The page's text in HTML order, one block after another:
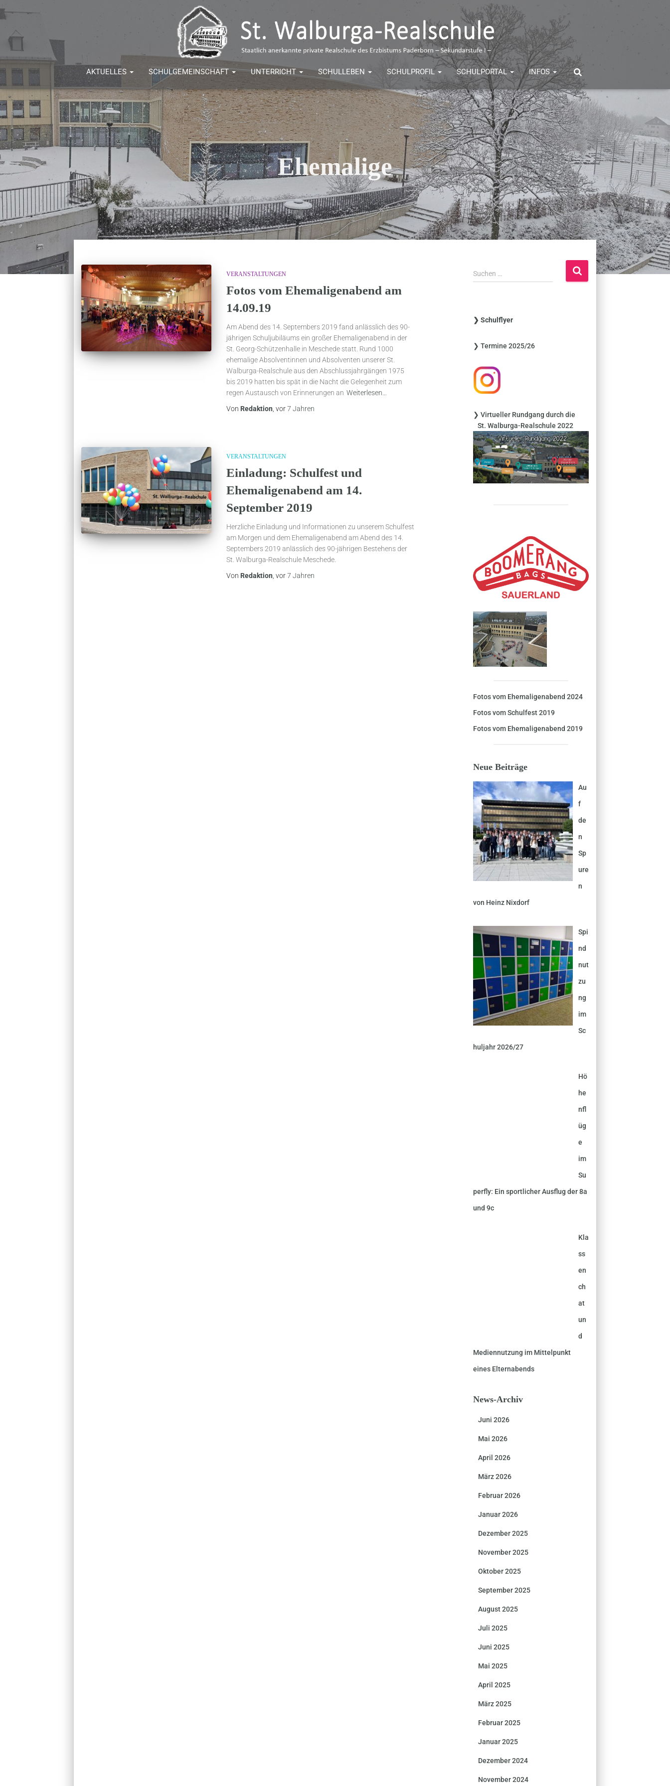
AKTUELLES SCHULGEMEINSCHAFT UNTERRICHT SCHULLEBEN SCHULPROFIL SCHULPORTAL INFOS
Ehemalige
VERANSTALTUNGEN
Fotos vom Ehemaligenabend am
14.09.19
Am Abend des 14. Septembers 2019 fand anlässlich des 90-
jährigen Schuljubiläums ein großer Ehemaligenabend in der
St. Georg-Schützenhalle in Meschede statt. Rund 1000
ehemalige Absolventinnen und Absolventen unserer St.
Walburga-Realschule aus den Abschlussjahrgängen 1975
bis 2019 hatten bis spät in die Nacht die Gelegenheit zum
regen Austausch von Erinnerungen an Weiterlesen…
Von Redaktion, vor7 Jahren
VERANSTALTUNGEN
Einladung: Schulfest und
Ehemaligenabend am 14.
September 2019
Herzliche Einladung und Informationen zu unserem Schulfest
am Morgen und dem Ehemaligenabend am Abend des 14.
Septembers 2019 anlässlich des 90-jährigen Bestehens der
St. Walburga-Realschule Meschede.
Von Redaktion, vor7 Jahren
S
u
n
a
h
:
Suchen …
❯ Schulflyer
❯ Termine 2025/26
❯ Virtueller Rundgang durch die
St. Walburga-Realschule 2022
Fotos vom Ehemaligenabend 2024
Fotos vom Schulfest 2019
Fotos vom Ehemaligenabend 2019
Neue Beiträge
Au
f
de
n
Sp
ure
n
von Heinz Nixdorf
Spi
nd
nut
zu
ng
im
Sc
huljahr 2026/27
Hö
he
nfl
üg
e
im
Su
perfly: Ein sportlicher Ausflug der 8a
und 9c
Kla
ss
en
ch
at
un
d
Mediennutzung im Mittelpunkt
eines Elternabends
News-Archiv
Juni 2026
Mai 2026
April 2026
März 2026
Februar 2026
Januar 2026
Dezember 2025
November 2025
Oktober 2025
September 2025
August 2025
Juli 2025
Juni 2025
Mai 2025
April 2025
März 2025
Februar 2025
Januar 2025
Dezember 2024
November 2024